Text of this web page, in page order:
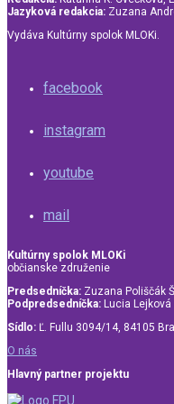
Jazyková redakcia: Zuzana
Vydáva Kultúrny spolok MLOKi.
facebook
instagram
youtube
mail
Kultúrny spolok MLOKi
občianske združenie
Predsedníčka: Zuzana Poliščák
Podpredsedníčka: Lucia Lejková
Sídlo: Ľ. Fullu 3094/14, 84105
O nás
Hlavný partner projektu